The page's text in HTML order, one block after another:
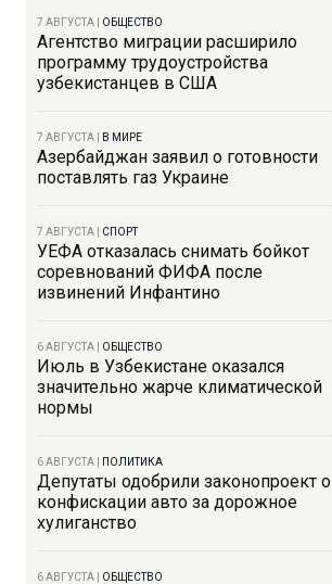
7 АВГУСТА ОБЩЕСТВО
Агентство миграции расширило
программу трудоустройства
узбекистанцев в США
7 АВГУСТА В МИРЕ
Азербайджан заявил о готовности
поставлять газ Украине
7 АВГУСТА СПОРТ
УЕФА отказалась снимать бойкот
соревнований ФИФА после
извинений Инфантино
6 АВГУСТА ОБЩЕСТВО
Июль в Узбекистане оказался
значительно жарче климатической
нормы
6 АВГУСТА ПОЛИТИКА
Депутаты одобрили законопроект о
конфискации авто за дорожное
хулиганство
6 АВГУСТА ОБЩЕСТВО